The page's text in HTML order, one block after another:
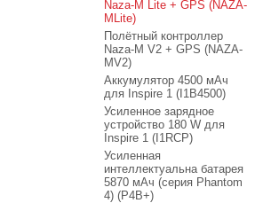
Naza-M Lite + GPS (NAZA-
MLite)
Полётный контроллер
Naza-M V2 + GPS (NAZA-
MV2)
Аккумулятор 4500 мАч
для Inspire 1 (I1B4500)
Усиленное зарядное
устройство 180 W для
Inspire 1 (I1RCP)
Усиленная
интеллектуальна батарея
5870 мАч (серия Phantom
4) (P4B+)